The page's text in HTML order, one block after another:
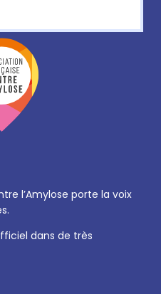
l’Amylose porte la voix
dans de très